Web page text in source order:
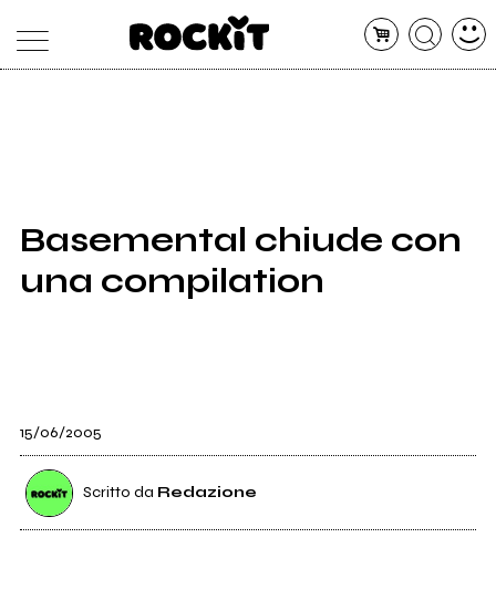
SHOP
RADIO
Basemental chiude con
una compilation
15/06/2005
Scritto da Redazione